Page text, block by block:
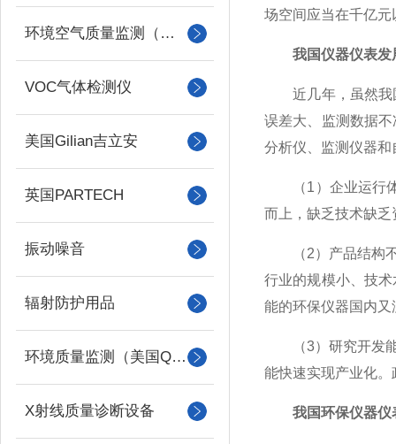
环境空气质量监测（美国Met one）
VOC气体检测仪
美国Gilian吉立安
英国PARTECH
振动噪音
辐射防护用品
环境质量监测（美国QUEST）
X射线质量诊断设备
场空间应当在千亿元
我国仪器仪表发
近几年，虽然我国
误差大、监测数据
分析仪、监测仪器
（1）企业运行体
而上，缺乏技术缺
（2）产品结构不
行业的规模小、技
能的环保仪器国内
（3）研究开发能
能快速实现产业化
我国环保仪器